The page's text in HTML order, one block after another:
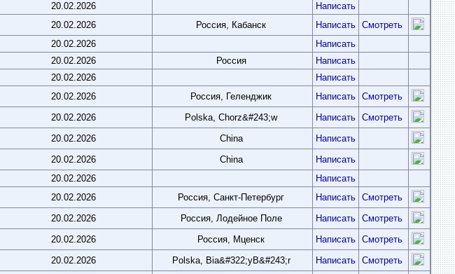
20.02.2026
Написать
20.02.2026 Россия, Кабанск Написать Смотреть
20.02.2026
Написать
20.02.2026 Россия
Написать
20.02.2026
Написать
20.02.2026 Россия, Геленджик Написать Смотреть
20.02.2026 Polska, Chorz&#243;w Написать Смотреть
20.02.2026 China
Написать
20.02.2026 China
Написать
20.02.2026
Написать
20.02.2026 Россия, Санкт-Петербург Написать Смотреть
20.02.2026 Россия, Лодейное Поле Написать Смотреть
20.02.2026 Россия, Мценск Написать Смотреть
20.02.2026 Polska, Bia&#322;yB&#243;r Написать Смотреть